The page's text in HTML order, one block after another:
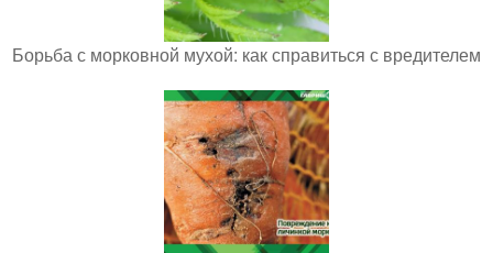
Борьба с морковной мухой: как справиться с вредителем